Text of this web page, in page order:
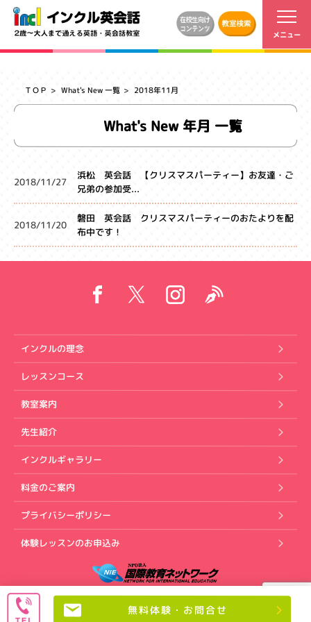
ＴＯＰ What's New 一覧 2018年11月
What's New 年月 一覧
2018/11/27
浜松 英会話 【クリスマスパーティー】お友達・ご
兄弟の参加受...
2018/11/20
磐田 英会話 クリスマスパーティーのおたよりを配
布中です！
インクルの理念
レッスンコース
教室案内
先生紹介
インクルギャラリー
料金のご案内
プライバシーポリシー
体験レッスンのお申込み
Copyright (C) インクル英会話スクール. All rights reserved.
無料体験・お問合せ